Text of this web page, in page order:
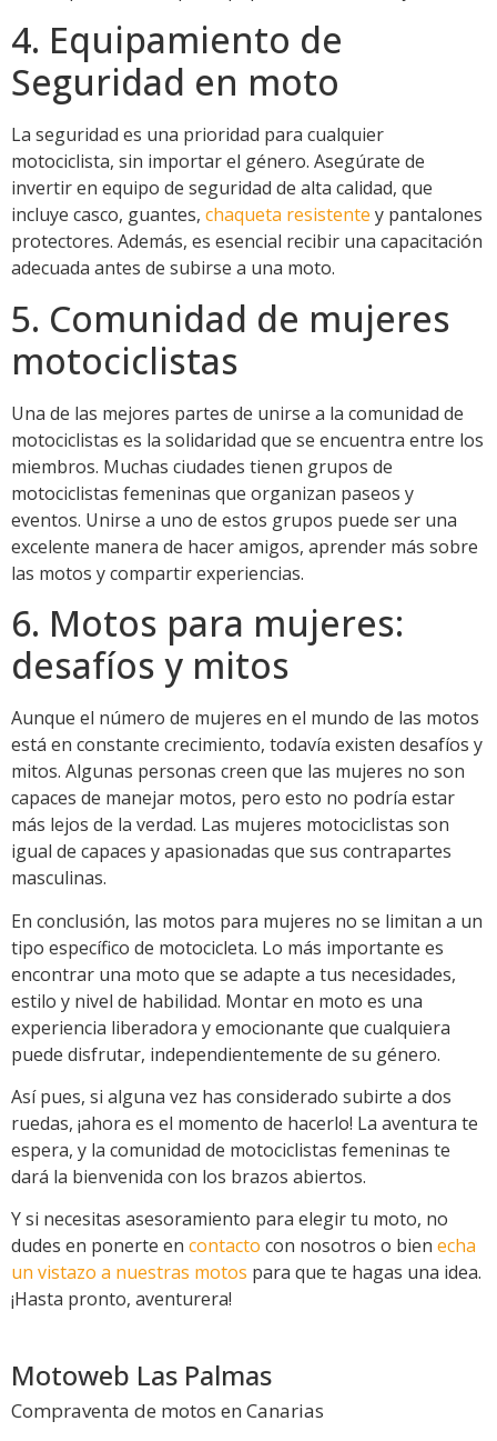
4. Equipamiento de
Seguridad en moto
La seguridad es una prioridad para cualquier
motociclista, sin importar el género. Asegúrate de
invertir en equipo de seguridad de alta calidad, que
incluye casco, guantes, chaqueta resistente y pantalones
protectores. Además, es esencial recibir una capacitación
adecuada antes de subirse a una moto.
5. Comunidad de mujeres
motociclistas
Una de las mejores partes de unirse a la comunidad de
motociclistas es la solidaridad que se encuentra entre los
miembros. Muchas ciudades tienen grupos de
motociclistas femeninas que organizan paseos y
eventos. Unirse a uno de estos grupos puede ser una
excelente manera de hacer amigos, aprender más sobre
las motos y compartir experiencias.
6. Motos para mujeres:
desafíos y mitos
Aunque el número de mujeres en el mundo de las motos
está en constante crecimiento, todavía existen desafíos y
mitos. Algunas personas creen que las mujeres no son
capaces de manejar motos, pero esto no podría estar
más lejos de la verdad. Las mujeres motociclistas son
igual de capaces y apasionadas que sus contrapartes
masculinas.
En conclusión, las motos para mujeres no se limitan a un
tipo específico de motocicleta. Lo más importante es
encontrar una moto que se adapte a tus necesidades,
estilo y nivel de habilidad. Montar en moto es una
experiencia liberadora y emocionante que cualquiera
puede disfrutar, independientemente de su género.
Así pues, si alguna vez has considerado subirte a dos
ruedas, ¡ahora es el momento de hacerlo! La aventura te
espera, y la comunidad de motociclistas femeninas te
dará la bienvenida con los brazos abiertos.
Y si necesitas asesoramiento para elegir tu moto, no
dudes en ponerte en contacto con nosotros o bien echa
un vistazo a nuestras motos para que te hagas una idea.
¡Hasta pronto, aventurera!
Motoweb Las Palmas
Compraventa de motos en Canarias